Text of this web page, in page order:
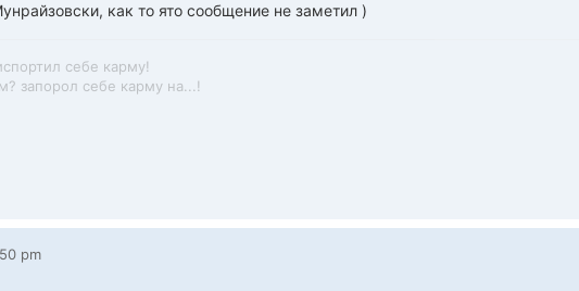
как то ято сообщение не заметил )
себе карму!
запорол себе карму на...!
pm